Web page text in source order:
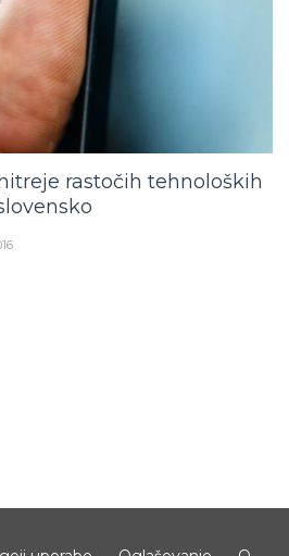
rastočih tehnoloških